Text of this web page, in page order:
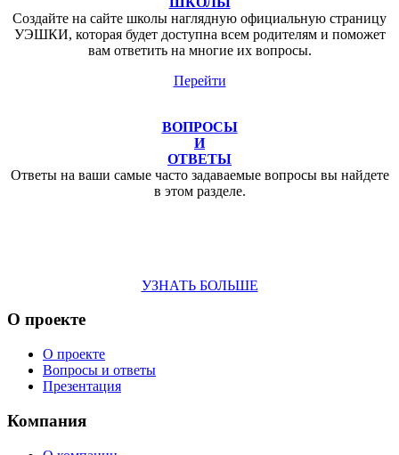
Создайте на сайте школы наглядную официальную страницу
УЭШКИ, которая будет доступна всем родителям и поможет
вам ответить на многие их вопросы.
Перейти
ВОПРОСЫ
И
ОТВЕТЫ
Ответы на ваши самые часто задаваемые вопросы вы найдете
в этом разделе.
УЗНАТЬ БОЛЬШЕ
О проекте
О проекте
Вопросы и ответы
Презентация
Компания